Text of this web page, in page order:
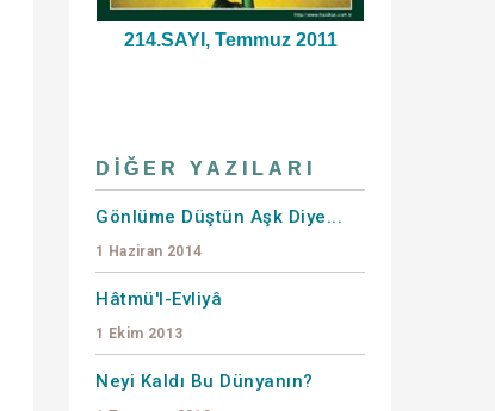
214.SAYI, Temmuz 2011
DIĞER YAZILARI
Gönlüme Düştün Aşk Diye...
1 Haziran 2014
Hâtmü'l-Evliyâ
1 Ekim 2013
Neyi Kaldı Bu Dünyanın?